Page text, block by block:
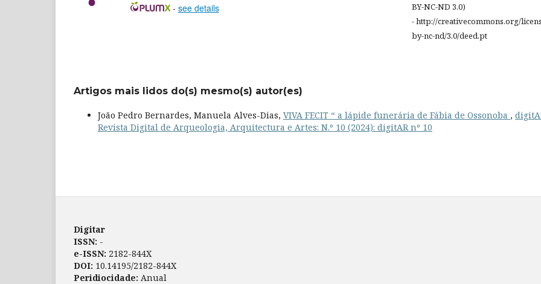
- see details
BY-NC-ND 3.0)
- http://creativecommons.org/
by-nc-nd/3.0/deed.pt
Artigos mais lidos do(s) mesmo(s) autor(es)
João Pedro Bernardes, Manuela Alves-Dias, VIVA FECIT “ a lápide funerária de Fábia de Ossonoba ,
Revista Digital de Arqueologia, Arquitectura e Artes: N.º 10 (2024): digitAR nº 10
Digitar
ISSN: -
e-ISSN: 2182-844X
DOI: 10.14195/2182-844X
Peridiocidade: Anual